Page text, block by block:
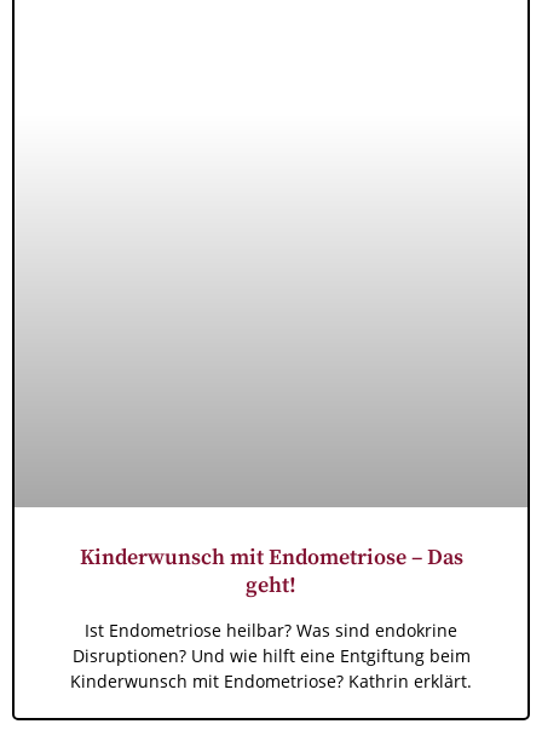
Kinderwunsch mit Endometriose – Das
geht!
Ist Endometriose heilbar? Was sind endokrine
Disruptionen? Und wie hilft eine Entgiftung beim
Kinderwunsch mit Endometriose? Kathrin erklärt.